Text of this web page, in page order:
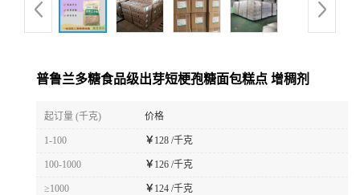
普鲁兰多糖食品级出芽短梗孢糖面包糕点 增稠剂
起订量 (千克) 价格
1-100 ￥ 128 /千克
100-1000 ￥ 126 /千克
≥1000 ￥ 124 /千克